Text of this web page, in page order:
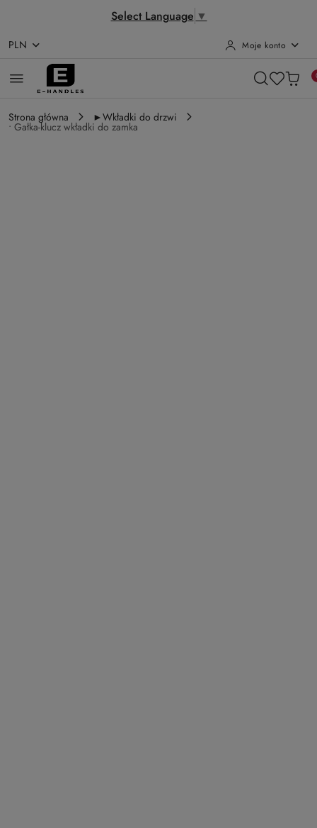
Select Language ▼
Przejdź do treści głównej
Przejdź do wyszukiwarki
Przejdź do moje konto
Przejdź do menu głównego
Przejdź do opisu produktu
Przejdź do stopki
PLN Moje konto
Strona główna ►Wkładki do drzwi
• Gałka-klucz wkładki do zamka